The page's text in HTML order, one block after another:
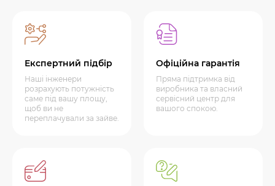
Експертний підбір
Наші інженери
розрахують потужність
саме під вашу площу,
щоб ви не
переплачували за зайве.
Офіційна гарантія
Пряма підтримка від
виробника та власний
сервісний центр для
вашого спокою.